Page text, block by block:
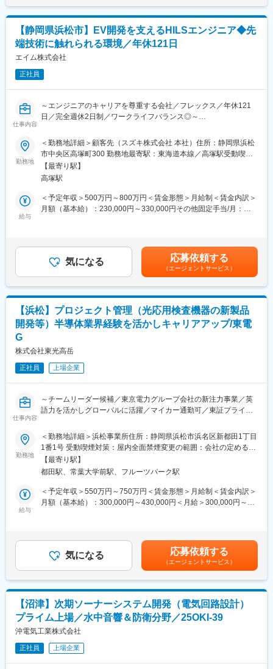
域総合職へ変更することができます。
変更の範囲：会社の定める業務
■キャリアパス：
将来的に様々なキャリアパスを選択できます。
・経験分野のスペシャリスト
・技術分野を変更し（ソフトウェアや機械等）、チームをマネジ
メントし顧客の課題を解決するソリューションエンジニア
■当社の特徴：
名古屋を拠点に設立し、官公庁や医療機関や民間企業のソフトウ
した。後に大手メーカーを中心として機械や電気、組込ソフトの
技術支援による設計開発の大きな成長にて更なる飛躍を実現しま
した。リーマンショックやコロナショックなど色々なこともある
中で、堅実な経営と着実な事業所拡大で全国的に規模を拡大さ
せ、ここまで成長。過去10年以上黒字経営を続けています。
変更の範囲：会社の定める業務
【静岡県浜松市】EV開発を支えるHILSエンジニア◆先
端技術に触れられる環境／年休121日
エイム株式会社
正社員
仕事内容
～エンジニアのキャリアを尊重する会社／フレックス／年休121
日／完全週休2日制／ワークライフバランス◎～
■業務内容：
電動化が進む自動車開発の最前線でHILS（Hardware-in-the-Loop
Simulation）構築・運用に携わっていただけるエンジニアを募集
します。HILSの専門性を活かし、テスト自動化・効率化や事業提
案などにも挑戦できるポジションです。
■業務詳細：
└将来的な新規顧客開拓・技術提案・事業拡大に向けた企画業務
◇HILSシステム構築・運用
└ECU接続用の模擬基板の作製、HILS環境の構築
└テスト自動化ツールの導入・運用
■実働体制・サポート体制：
を受けながら業務に取り組めます。
ーディーな解決が可能です。
◇EV開発の中核を担うHILS領域で、要件定義から試験・評価・改
善提案まで一貫して携わることができます。
し、実車を使わずに効率的な開発を実現する先端技術に触れられ
る環境です。
◇将来的には、顧客提案や事業企画にも関与できるなど、エンジ
ニアとしての技術力とビジネス視点の両方を磨けるポジションで
■歓迎条件：
◇ソフトウェア開発経験（C言語、Pythonなど）
◇機能安全（ISO 26262）に関する知識
■当社の特徴：
「クルマを愛する人たち」5人が集まってできた会社です。世界ト
ップクラスのレースカー用エンジンとして技術を表彰された実績
も持ち、直近ではEVを自社開発してレースで走らせる等、トータ
ルの技術力が高い会社です。
勤務地
＜勤務地詳細＞顧客先（スズキ株式会社 本社）住所：静岡県浜松
市中央区高塚町300 勤務地最寄駅：東海道本線／高塚駅受動喫煙
対策：屋内全面禁煙
【最寄り駅】
高塚駅
給与
＜予定年収＞500万円～800万円＜賃金形態＞月給制＜賃金内訳＞
月額（基本給）：230,000円～330,000円その他固定手当/月：
給：20,000円～50,000円／月・勤務地手当：30,000円／月・生活
手当：10,000円／月■昇給：年1回（6月）■賞与：年2回（夏季8
月・冬季12月）賃金はあくまでも目安の金額であり、選考を通じ
て上下する可能性があります。月給(月額)は固定手当を含めた表記
です。
気になる 応募依頼する
（エージェントサービス）
【浜松】プロジェクト管理（光応用検査機器の新製品
開発等）半導体業界経験を活かしキャリアアップ/東電
G
株式会社東光高岳
正社員 上場企業
仕事内容
～チームリーダー候補／東京電力グループ会社の新注力事業／英
語力を活かしグローバルに活躍／マイカー通勤可／東証プライム
WLB充実～
■業務概要：
自社開発の三次元計測技術を用いた検査装置プロジェクトの主担
当として、開発設計やプロジェクト管理をリード。国内外の顧客
対応から要件定義、原価見積、納入先での装置立ち上げまで一貫
して携わります。
■詳細：
・プロジェクト管理、顧客対応（海外含む技術ディスカッショ
・新製品の開発、コストダウン品、改良品の設計および提案
・納入先での装置立上げ作業
■配属先情報：
・配属先：検査機器製造部設計グループ
・組織構成：17名
勤務地
＜勤務地詳細＞浜松事業所住所：静岡県浜松市浜名区新都田1丁目
1番1号 受動喫煙対策：屋内全面禁煙変更の範囲：会社の定める事
業所（リモートワーク含む）
【最寄り駅】
都田駅、常葉大学前駅、フルーツパーク駅
給与
＜予定年収＞550万円～750万円＜賃金形態＞月給制＜賃金内訳＞
月額（基本給）：300,000円～430,000円＜月給＞300,000円～
でも目安の金額であり、選考を通じて上下する可能性がありま
す。月給(月額)は固定手当を含めた表記です。
気になる 応募依頼する
（エージェントサービス）
【沼津】次期ソーナーシステム開発（電気回路設計）
プライム上場／水中音響＆防衛分野／25OKI-39
沖電気工業株式会社
正社員 上場企業